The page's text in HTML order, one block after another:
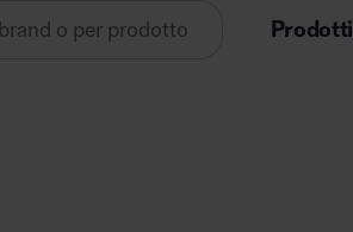
Prodotti